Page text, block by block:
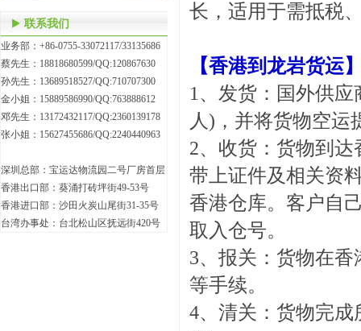
联系我们
业务部：+86-0755-33072117/33135686
蔡先生：18818680599/QQ:120867630
孙先生：13689518527/QQ:710707300
金小姐：15889586990/QQ:763888612
邓先生：13172432117/QQ:2360139178
张小姐：15627455686/QQ:2240440963
深圳总部：宝运达物流园二号厂房首层
香港出口部：葵涌打砖坪街49-53号
香港进口部：沙田火炭山尾街31-35号
台湾办事处：台北松山区抚远街420号
长，适用于需抵税
【香港到龙岩货运
1、发货：国外供
人)，并将货物空运
2、收货：货物到
带上证件及相关资
香港仓库。客户自
取入仓号。
3、报关：货物在
等手续。
4、清关：货物完